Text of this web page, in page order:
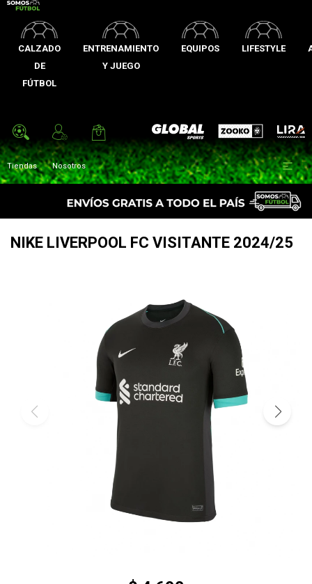
CALZADO
DE
FÚTBOL
ENTRENAMIENTO
Y JUEGO
EQUIPOS LIFESTYLE
Global Sports Zooko Lira
Tiendas Nosotros 
NIKE LIVERPOOL FC VISITANTE 2024/25